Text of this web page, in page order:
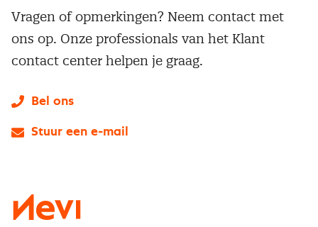
Vragen of opmerkingen? Neem contact met
ons op. Onze professionals van het Klant
contact center helpen je graag.
Bel ons
Stuur een e-mail